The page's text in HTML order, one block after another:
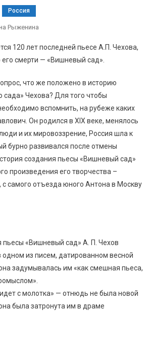
Россия
Рыженина
120 лет последней пьесе А.П. Чехова,
смерти — «Вишневый сад».
что же положено в историю
сада» Чехова? Для того чтобы
вспомнить, на рубеже каких
Он родился в XIX веке, менялось
и их мировоззрение, Россия шла к
бурно развивался после отмены
создания пьесы «Вишневый сад»
произведения его творчества –
с самого отъезда юного Антона в Москву
пьесы «Вишневый сад» А. П. Чехов
из писем, датированном весной
задумывалась им «как смешная пьеса,
с молотка» — отнюдь не была новой
была затронута им в драме